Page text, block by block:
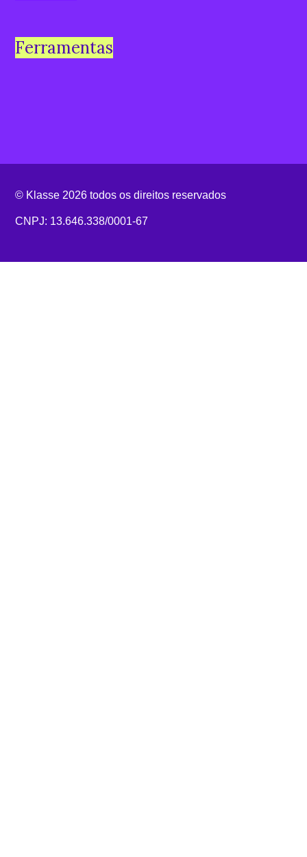
Ferramentas
© Klasse 2026 todos os direitos reservados
CNPJ: 13.646.338/0001-67